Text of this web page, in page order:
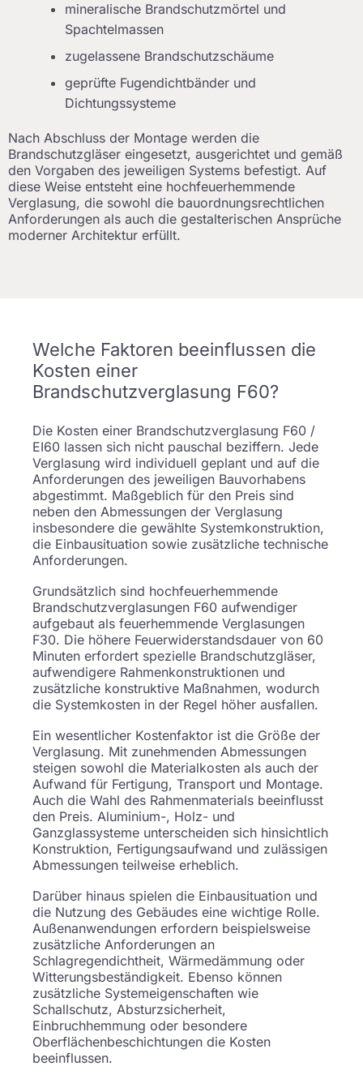
mineralische Brandschutzmörtel und
Spachtelmassen
zugelassene Brandschutzschäume
geprüfte Fugendichtbänder und
Dichtungssysteme
Nach Abschluss der Montage werden die
Brandschutzgläser eingesetzt, ausgerichtet und gemäß
den Vorgaben des jeweiligen Systems befestigt. Auf
diese Weise entsteht eine hochfeuerhemmende
Verglasung, die sowohl die bauordnungsrechtlichen
Anforderungen als auch die gestalterischen Ansprüche
moderner Architektur erfüllt.
Welche Faktoren beeinflussen die
Kosten einer
Brandschutzverglasung F60?
Die Kosten einer Brandschutzverglasung F60 /
EI60 lassen sich nicht pauschal beziffern. Jede
Verglasung wird individuell geplant und auf die
Anforderungen des jeweiligen Bauvorhabens
abgestimmt. Maßgeblich für den Preis sind
neben den Abmessungen der Verglasung
insbesondere die gewählte Systemkonstruktion,
die Einbausituation sowie zusätzliche technische
Anforderungen.
Grundsätzlich sind hochfeuerhemmende
Brandschutzverglasungen F60 aufwendiger
aufgebaut als feuerhemmende Verglasungen
F30. Die höhere Feuerwiderstandsdauer von 60
Minuten erfordert spezielle Brandschutzgläser,
aufwendigere Rahmenkonstruktionen und
zusätzliche konstruktive Maßnahmen, wodurch
die Systemkosten in der Regel höher ausfallen.
Ein wesentlicher Kostenfaktor ist die Größe der
Verglasung. Mit zunehmenden Abmessungen
steigen sowohl die Materialkosten als auch der
Aufwand für Fertigung, Transport und Montage.
Auch die Wahl des Rahmenmaterials beeinflusst
den Preis. Aluminium-, Holz- und
Ganzglassysteme unterscheiden sich hinsichtlich
Konstruktion, Fertigungsaufwand und zulässigen
Abmessungen teilweise erheblich.
Darüber hinaus spielen die Einbausituation und
die Nutzung des Gebäudes eine wichtige Rolle.
Außenanwendungen erfordern beispielsweise
zusätzliche Anforderungen an
Schlagregendichtheit, Wärmedämmung oder
Witterungsbeständigkeit. Ebenso können
zusätzliche Systemeigenschaften wie
Schallschutz, Absturzsicherheit,
Einbruchhemmung oder besondere
Oberflächenbeschichtungen die Kosten
beeinflussen.